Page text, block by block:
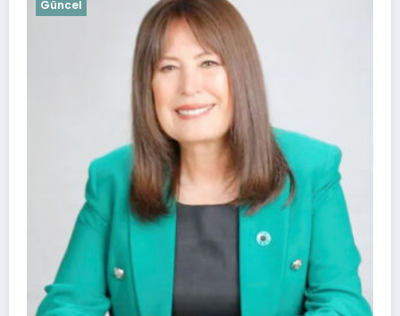
Soma Huzurevi Bocce
Kazandı
4 Ağustos 2026 admin